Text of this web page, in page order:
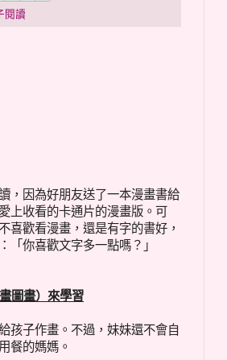
閱讀
，因為好朋友送了一本漫畫書給
上收看的卡通片的漫畫版。可
喜歡看漫畫，還是有字的書好，
你喜歡文字多一點嗎？」
圖畫）來學習
孩子作畫。不過，妹妹還不會自
餐的媽媽。